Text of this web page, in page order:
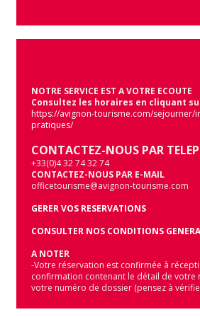
NOTRE SERVICE EST A VOTRE ECOUTE
Consultez les horaires en cliquant
https://avignon-tourisme.com/sejourner/
pratiques/
CONTACTEZ-NOUS PAR
+33(0)4 32 74 32 74
CONTACTEZ-NOUS PAR E-MAIL
officetourisme@avignon-tourisme.com
GERER VOS RESERVATIONS
CONSULTER NOS CONDITIONS
A NOTER
-Votre réservation est confirmée à
confirmation contenant le détail de votre
votre numéro de dossier (pensez à